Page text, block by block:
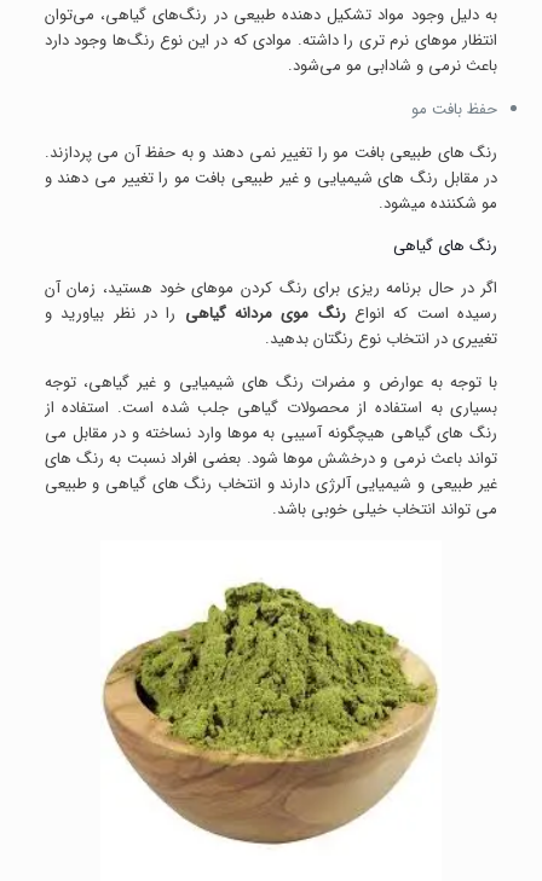
به دلیل وجود مواد تشکیل دهنده طبیعی در رنگ‌های گیاهی، می‌توان
انتظار موهای نرم تری را داشته. موادی که در این نوع رنگ‌ها وجود دارد
باعث نرمی و شادابی مو می‌شود.
حفظ بافت مو
رنگ های طبیعی بافت مو را تغییر نمی دهند و به حفظ آن می پردازند.
در مقابل رنگ های شیمیایی و غیر طبیعی بافت مو را تغییر می دهند و
مو شکننده میشود.
رنگ های گیاهی
اگر در حال برنامه ریزی برای رنگ کردن موهای خود هستید، زمان آن
رسیده است که انواعرنگ موی مردانهگیاهی را در نظر بیاورید و
تغییری در انتخاب نوع رنگتان بدهید.
با توجه به عوارض و مضرات رنگ های شیمیایی و غیر گیاهی، توجه
بسیاری به استفاده از محصولات گیاهی جلب شده است. استفاده از
رنگ های گیاهی هیچگونه آسیبی به موها وارد نساخته و در مقابل می
تواند باعث نرمی و درخشش موها شود. بعضی افراد نسبت به رنگ های
غیر طبیعی و شیمیایی آلرژی دارند و انتخاب رنگ های گیاهی و طبیعی
می تواند انتخاب خیلی خوبی باشد.